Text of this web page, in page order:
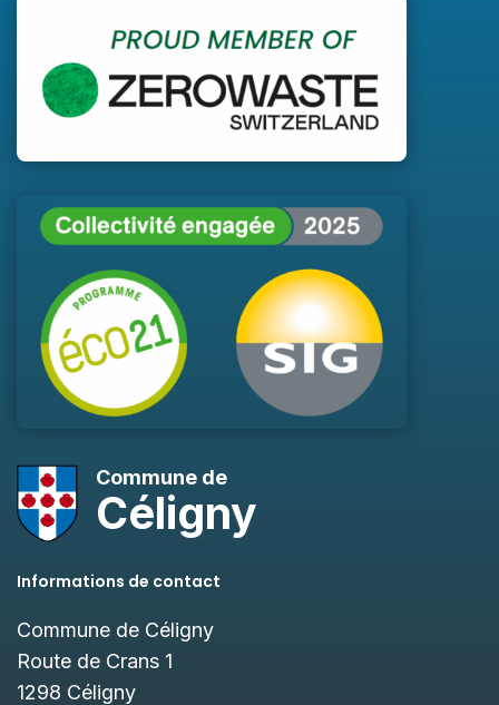
Commune de
Céligny
Informations de contact
Commune de Céligny
Route de Crans 1
1298 Céligny